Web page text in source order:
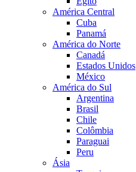
América Central
Cuba
Panamá
América do Norte
Canadá
Estados Unidos
México
América do Sul
Argentina
Brasil
Chile
Colômbia
Paraguai
Peru
Ásia